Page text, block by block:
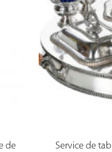
de
Service de